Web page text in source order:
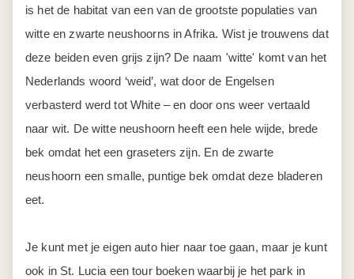
is het de habitat van een van de grootste populaties van
witte en zwarte neushoorns in Afrika. Wist je trouwens dat
deze beiden even grijs zijn? De naam 'witte' komt van het
Nederlands woord ‘weid’, wat door de Engelsen
verbasterd werd tot White – en door ons weer vertaald
naar wit. De witte neushoorn heeft een hele wijde, brede
bek omdat het een graseters zijn. En de zwarte
neushoorn een smalle, puntige bek omdat deze bladeren
eet.
Je kunt met je eigen auto hier naar toe gaan, maar je kunt
ook in St. Lucia een tour boeken waarbij je het park in